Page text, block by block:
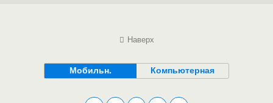
Наверх
Мобильн. Компьютерная